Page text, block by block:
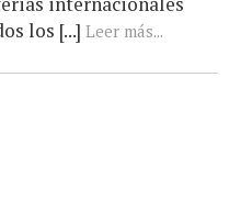
los [...] Leer más...